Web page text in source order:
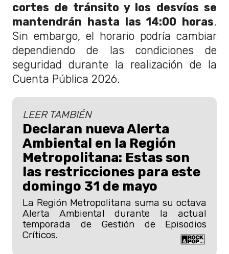
cortes de tránsito y los desvíos se
mantendrán hasta las 14:00 horas.
Sin embargo, el horario podría cambiar
dependiendo de las condiciones de
seguridad durante la realización de la
Cuenta Pública 2026.
LEER TAMBIÉN
Declaran nueva Alerta
Ambiental en la Región
Metropolitana: Estas son
las restricciones para este
domingo 31 de mayo
La Región Metropolitana suma su octava
Alerta Ambiental durante la actual
temporada de Gestión de Episodios
Críticos.